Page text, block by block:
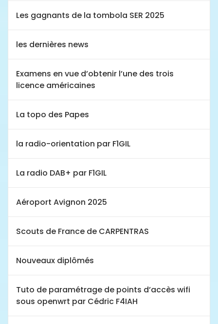
Les gagnants de la tombola SER 2025
les dernières news
Examens en vue d’obtenir l’une des trois
licence américaines
La topo des Papes
la radio-orientation par F1GIL
La radio DAB+ par F1GIL
Aéroport Avignon 2025
Scouts de France de CARPENTRAS
Nouveaux diplômés
Tuto de paramétrage de points d’accès wifi
sous openwrt par Cédric F4IAH